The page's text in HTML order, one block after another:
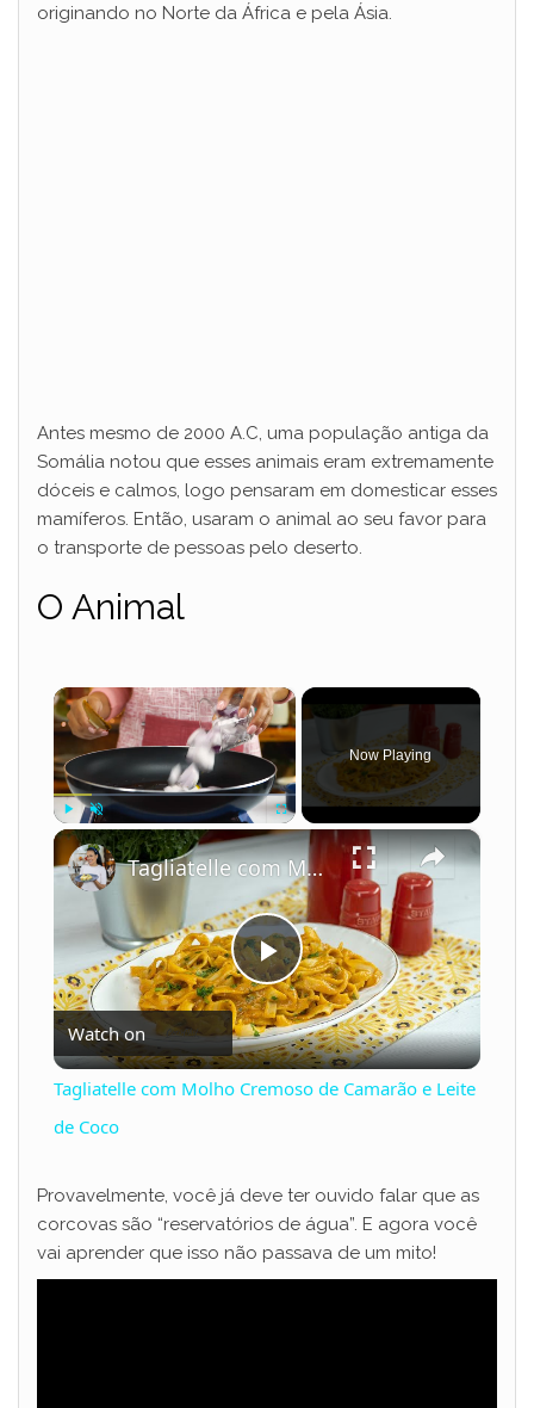
originando no Norte da África e pela Ásia.
Antes mesmo de 2000 A.C, uma população antiga da
Somália notou que esses animais eram extremamente
dóceis e calmos, logo pensaram em domesticar esses
mamíferos. Então, usaram o animal ao seu favor para
o transporte de pessoas pelo deserto.
O Animal
×
Play Unmute Fullscreen
Now Playing
×
P
l
y
V
Tagliatelle com Molho Cremoso de Camarão e Leite de Coco
Watch on
Tagliatelle com Molho Cremoso de Camarão e Leite
de Coco
Provavelmente, você já deve ter ouvido falar que as
corcovas são “reservatórios de água”. E agora você
vai aprender que isso não passava de um mito!